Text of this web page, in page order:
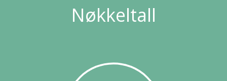
Nøkkeltall